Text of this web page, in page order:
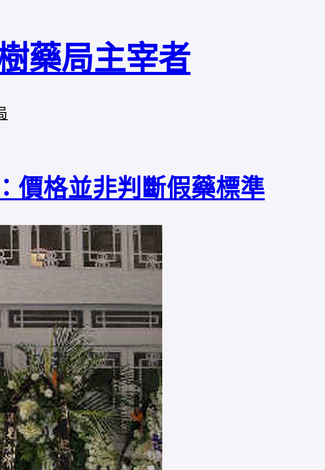
藥局主宰者
價格並非判斷假藥標準